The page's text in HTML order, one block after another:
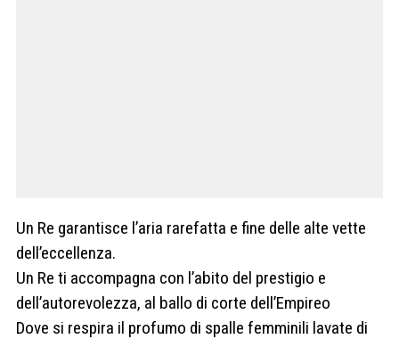
Un Re garantisce l’aria rarefatta e fine delle alte vette
dell’eccellenza.
Un Re ti accompagna con l’abito del prestigio e
dell’autorevolezza, al ballo di corte dell’Empireo
Dove si respira il profumo di spalle femminili lavate di